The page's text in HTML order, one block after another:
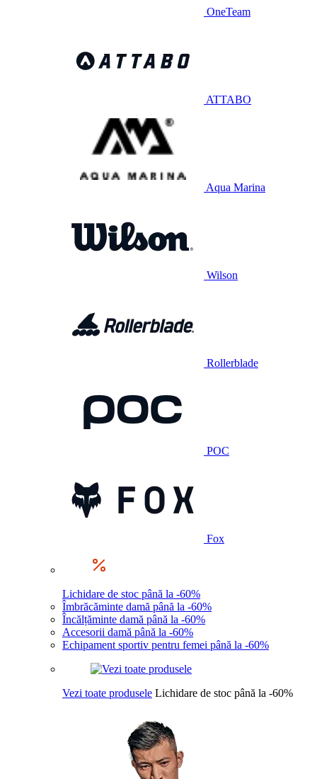
OneTeam
ATTABO
Aqua Marina
Wilson
Rollerblade
POC
Fox
Lichidare de stoc până la -60%
Îmbrăcăminte damă până la -60%
Încălțăminte damă până la -60%
Accesorii damă până la -60%
Echipament sportiv pentru femei până la -60%
Vezi toate produsele Lichidare de stoc până la -60%